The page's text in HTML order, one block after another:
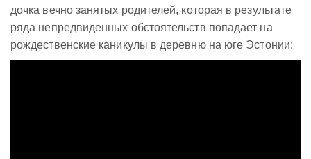
дочка вечно занятых родителей, которая в результате
ряда непредвиденных обстоятельств попадает на
рождественские каникулы в деревню на юге Эстонии: